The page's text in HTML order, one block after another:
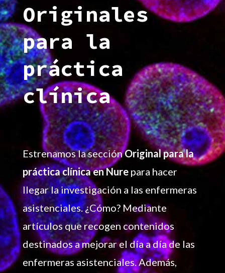
Originales
para la
práctica
clínica
Estrenamos la secciónOriginal para la
práctica clínica en Nurepara hacer
llegar la investigación a las enfermeras
asistenciales. ¿Cómo? Mediante
artículos que recogen contenidos
destinados a mejorar el día a día de las
enfermeras asistenciales. Además,